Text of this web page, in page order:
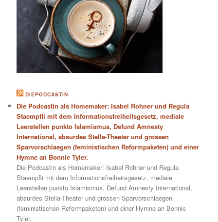
DIEPODCASTIN
Die Podcastin als Homemaker: Isabel Rohner und Regula
Staempfli mit dem Informationsfreiheitsgesetz, mediale
Leerstellen punkto Islamismus, Defund Amnesty
International, absurdes Stella-Theater und grossen
Sparvorschlaegen (feministischen Reformpaketen) und einer
Hymne an Bonnie Tyler.
Die Podcastin als Homemaker: Isabel Rohner und Regula
Staempfli mit dem Informationsfreiheitsgesetz, mediale
Leerstellen punkto Islamismus, Defund Amnesty International,
absurdes Stella-Theater und grossen Sparvorschlaegen
(feministischen Reformpaketen) und einer Hymne an Bonnie
Tyler.